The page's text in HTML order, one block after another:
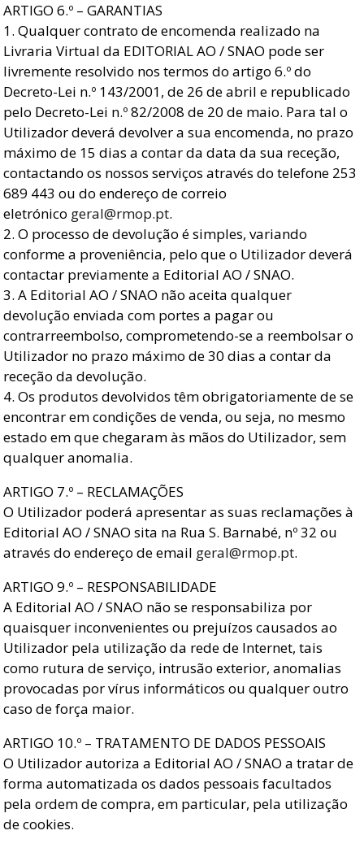
ARTIGO 6.º – GARANTIAS
1. Qualquer contrato de encomenda realizado na
Livraria Virtual da EDITORIAL AO / SNAO pode ser
livremente resolvido nos termos do artigo 6.º do
Decreto-Lei n.º 143/2001, de 26 de abril e republicado
pelo Decreto-Lei n.º 82/2008 de 20 de maio. Para tal o
Utilizador deverá devolver a sua encomenda, no prazo
máximo de 15 dias a contar da data da sua receção,
contactando os nossos serviços através do telefone 253
689 443 ou do endereço de correio
eletrónico geral@rmop.pt.
2. O processo de devolução é simples, variando
conforme a proveniência, pelo que o Utilizador deverá
contactar previamente a Editorial AO / SNAO.
3. A Editorial AO / SNAO não aceita qualquer
devolução enviada com portes a pagar ou
contrarreembolso, comprometendo-se a reembolsar o
Utilizador no prazo máximo de 30 dias a contar da
receção da devolução.
4. Os produtos devolvidos têm obrigatoriamente de se
encontrar em condições de venda, ou seja, no mesmo
estado em que chegaram às mãos do Utilizador, sem
qualquer anomalia.
ARTIGO 7.º – RECLAMAÇÕES
O Utilizador poderá apresentar as suas reclamações à
Editorial AO / SNAO sita na Rua S. Barnabé, nº 32 ou
através do endereço de email geral@rmop.pt.
ARTIGO 9.º – RESPONSABILIDADE
A Editorial AO / SNAO não se responsabiliza por
quaisquer inconvenientes ou prejuízos causados ao
Utilizador pela utilização da rede de Internet, tais
como rutura de serviço, intrusão exterior, anomalias
provocadas por vírus informáticos ou qualquer outro
caso de força maior.
ARTIGO 10.º – TRATAMENTO DE DADOS PESSOAIS
O Utilizador autoriza a Editorial AO / SNAO a tratar de
forma automatizada os dados pessoais facultados
pela ordem de compra, em particular, pela utilização
de cookies.